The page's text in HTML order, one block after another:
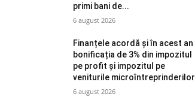
primi bani de...
6 august 2026
Finanțele acordă și în acest an
bonificația de 3% din impozitul
pe profit și impozitul pe
veniturile microîntreprinderilor
6 august 2026